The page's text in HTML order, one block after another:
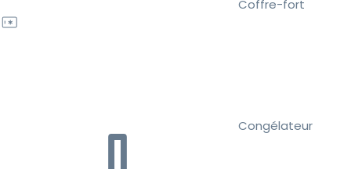
Coffre-fort
Congélateur